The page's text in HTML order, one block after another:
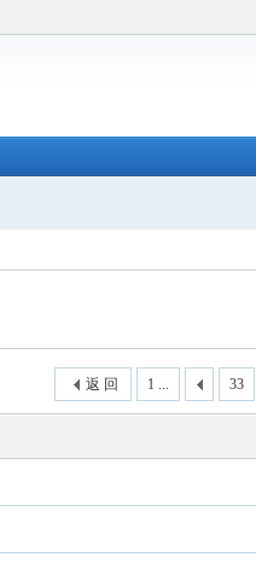
1 ... 33
返 回